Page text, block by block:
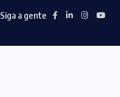
Siga a gente